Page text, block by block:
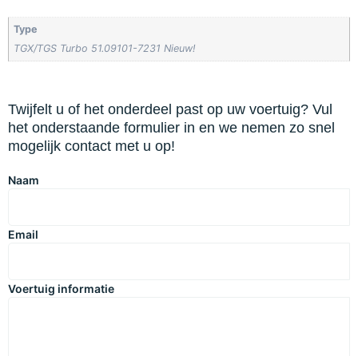
Type
TGX/TGS Turbo 51.09101-7231 Nieuw!
Twijfelt u of het onderdeel past op uw voertuig? Vul
het onderstaande formulier in en we nemen zo snel
mogelijk contact met u op!
Naam
Email
Voertuig informatie